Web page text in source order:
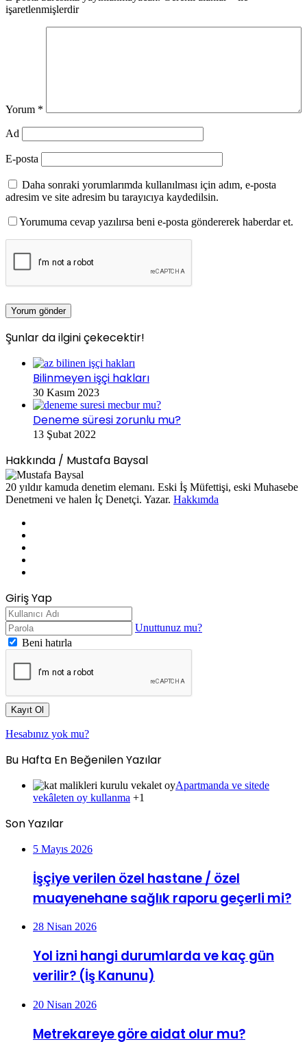
işaretlenmişlerdir
Yorum *
Ad
E-posta
Daha sonraki yorumlarımda kullanılması için adım, e-posta
adresim ve site adresim bu tarayıcıya kaydedilsin.
Yorumuma cevap yazılırsa beni e-posta göndererek haberdar et.
Şunlar da ilgini çekecektir!
Bilinmeyen işçi hakları
30 Kasım 2023
Deneme süresi zorunlu mu?
13 Şubat 2022
Hakkında / Mustafa Baysal
20 yıldır kamuda denetim elemanı. Eski İş Müfettişi, eski Muhasebe
Denetmeni ve halen İç Denetçi. Yazar. Hakkımda
Giriş Yap
Unuttunuz mu?
Beni hatırla
Kayıt Ol
Hesabınız yok mu?
Bu Hafta En Beğenilen Yazılar
Apartmanda ve sitede
vekâleten oy kullanma +1
Son Yazılar
5 Mayıs 2026
İşçiye verilen özel hastane / özel
muayenehane sağlık raporu geçerli mi?
28 Nisan 2026
Yol izni hangi durumlarda ve kaç gün
verilir? (İş Kanunu)
20 Nisan 2026
Metrekareye göre aidat olur mu?